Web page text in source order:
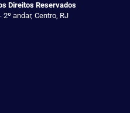
Direitos Reservados
2º andar, Centro, RJ